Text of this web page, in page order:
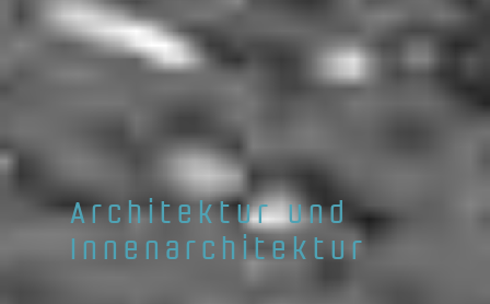
Architektur und
Innenarchitektur